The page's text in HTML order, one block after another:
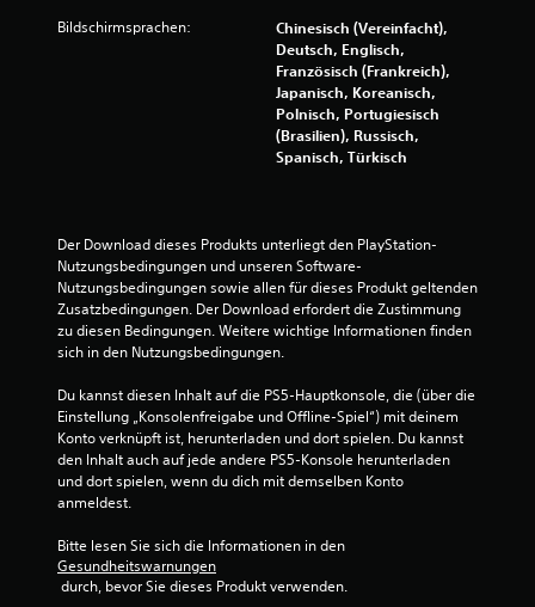
Bildschirmsprachen:
Chinesisch (Vereinfacht),
Deutsch, Englisch,
Französisch (Frankreich),
Japanisch, Koreanisch,
Polnisch, Portugiesisch
(Brasilien), Russisch,
Spanisch, Türkisch
Der Download dieses Produkts unterliegt den PlayStation-
Nutzungsbedingungen und unseren Software-
Nutzungsbedingungen sowie allen für dieses Produkt geltenden
Zusatzbedingungen. Der Download erfordert die Zustimmung
zu diesen Bedingungen. Weitere wichtige Informationen finden
sich in den Nutzungsbedingungen.
Du kannst diesen Inhalt auf die PS5-Hauptkonsole, die (über die
Einstellung „Konsolenfreigabe und Offline-Spiel“) mit deinem
Konto verknüpft ist, herunterladen und dort spielen. Du kannst
den Inhalt auch auf jede andere PS5-Konsole herunterladen
und dort spielen, wenn du dich mit demselben Konto
anmeldest.
Bitte lesen Sie sich die Informationen in den
Gesundheitswarnungen
durch, bevor Sie dieses Produkt verwenden.